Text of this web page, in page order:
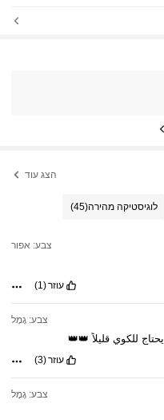
הצג עוד
לוגיסטיקה מהירה(45)
צבע: אפור
עוזר(1)
צבע: גָמָל
يحتاج للكوي قليلاً 👑👑
עוזר(3)
צבע: גָמָל